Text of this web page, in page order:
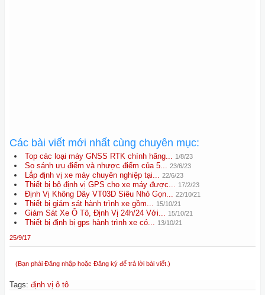
Các bài viết mới nhất cùng chuyên mục:
Top các loại máy GNSS RTK chính hãng... 1/8/23
So sánh ưu điểm và nhược điểm của 5... 23/6/23
Lắp định vị xe máy chuyên nghiệp tại... 22/6/23
Thiết bị bộ định vị GPS cho xe máy được... 17/2/23
Định Vị Không Dây VT03D Siêu Nhỏ Gọn... 22/10/21
Thiết bị giám sát hành trình xe gồm... 15/10/21
Giám Sát Xe Ô Tô, Định Vị 24h/24 Với... 15/10/21
Thiết bị định bị gps hành trình xe có... 13/10/21
25/9/17
(Bạn phải Đăng nhập hoặc Đăng ký để trả lời bài viết.)
Tags: định vị ô tô